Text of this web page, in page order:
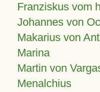
Franziskus vom
Johannes von
Makarius von
Marina
Martin von
Menalchius